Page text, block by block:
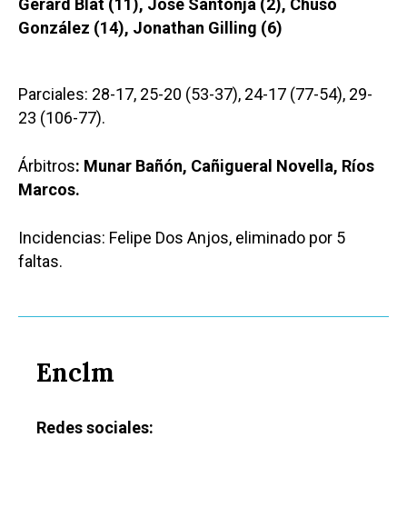
Gerard Blat (11), José Santonja (2), Chuso
González (14), Jonathan Gilling (6)
Parciales: 28-17, 25-20 (53-37), 24-17 (77-54), 29-
23 (106-77).
Árbitros: Munar Bañón, Cañigueral Novella, Ríos
Marcos.
Incidencias: Felipe Dos Anjos, eliminado por 5
faltas.
Enclm
Redes sociales: